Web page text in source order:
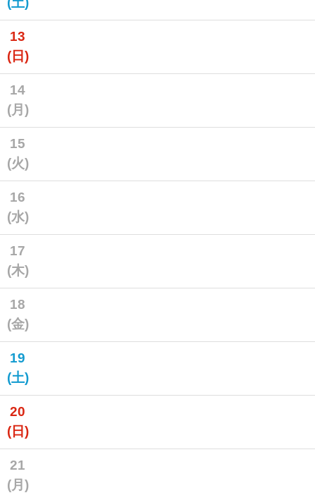
13
(日)
14
(月)
15
(火)
16
(水)
17
(木)
18
(金)
19
(土)
20
(日)
21
(月)